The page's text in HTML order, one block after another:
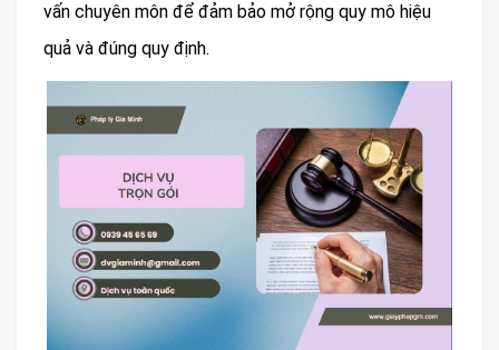
vấn chuyên môn để đảm bảo mở rộng quy mô hiệu
quả và đúng quy định.